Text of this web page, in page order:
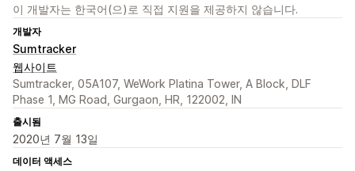
이 개발자는 한국어(으)로 직접 지원을 제공하지 않습니다.
개발자
Sumtracker
웹사이트
Sumtracker, 05A107, WeWork Platina Tower, A Block, DLF
Phase 1, MG Road, Gurgaon, HR, 122002, IN
출시됨
2020년 7월 13일
데이터 액세스